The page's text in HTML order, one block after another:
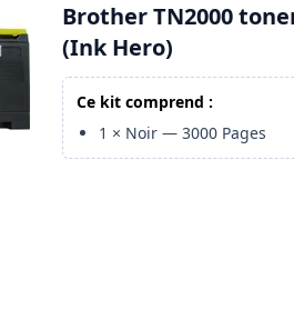
Brother TN2000
(Ink Hero)
Ce kit comprend :
1 × Noir —3000 Pages